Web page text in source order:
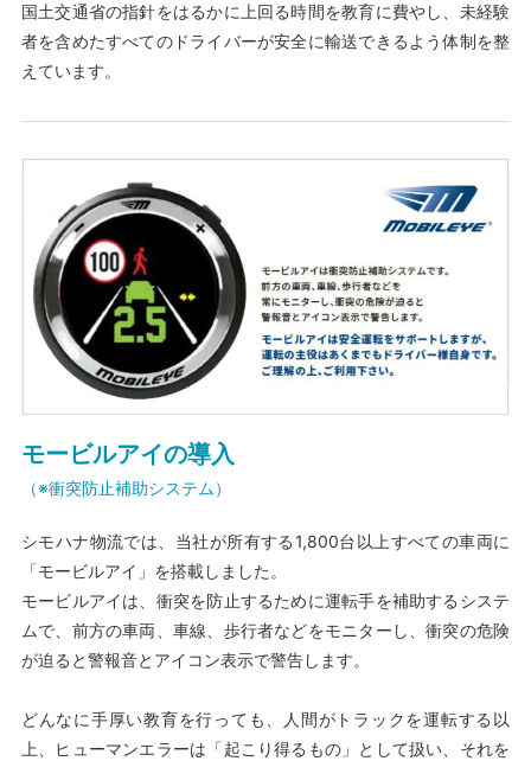
国土交通省の指針をはるかに上回る時間を教育に費やし、未経験
者を含めたすべてのドライバーが安全に輸送できるよう体制を整
えています。
モービルアイの導入
（※衝突防止補助システム）
シモハナ物流では、当社が所有する1,800台以上すべての車両に
「モービルアイ」を搭載しました。
モービルアイは、衝突を防止するために運転手を補助するシステ
ムで、前方の車両、車線、歩行者などをモニターし、衝突の危険
が迫ると警報音とアイコン表示で警告します。
どんなに手厚い教育を行っても、人間がトラックを運転する以
上、ヒューマンエラーは「起こり得るもの」として扱い、それを